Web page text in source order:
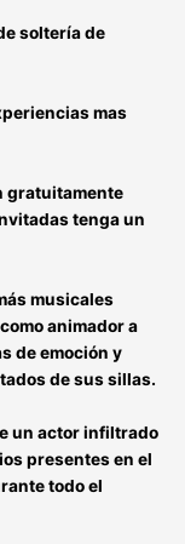
soltería de
mas
gratuitamente
tenga un
musicales
animadora
de emoción y
de sus sillas.
un actor infiltrado
presentesen el
todo el